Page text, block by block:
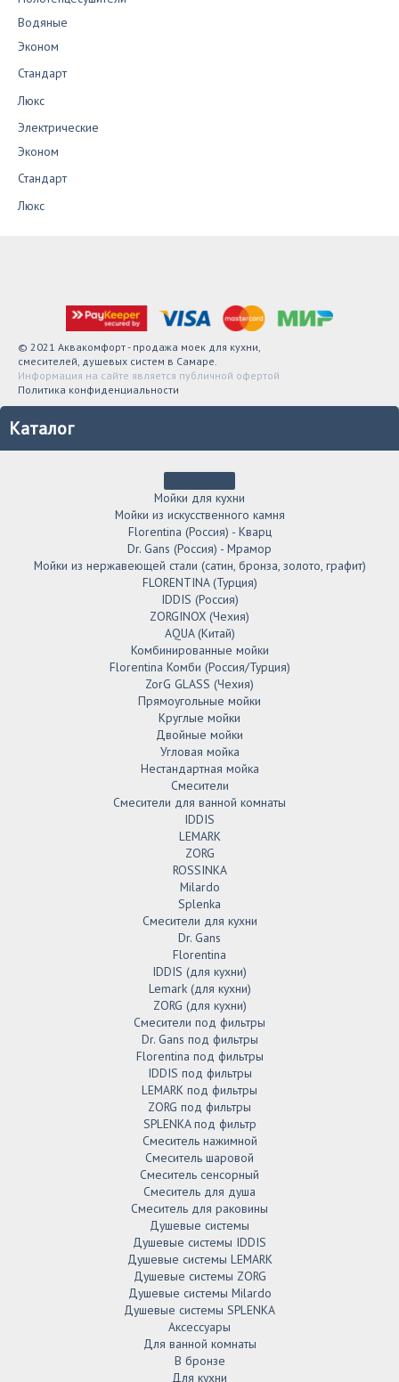
Водяные
Эконом
Стандарт
Люкс
Электрические
Эконом
Стандарт
Люкс
© 2021 Аквакомфорт - продажа моек для кухни,
смесителей, душевых систем в Самаре.
Информация на сайте является публичной офертой
Политика конфиденциальности
Каталог
Мойки для кухни
Мойки из искусственного камня
Florentina (Россия) - Кварц
Dr. Gans (Россия) - Мрамор
Мойки из нержавеющей стали (сатин, бронза, золото, графит)
FLORENTINA (Турция)
IDDIS (Россия)
ZORGINOX (Чехия)
AQUA (Китай)
Комбинированные мойки
Florentina Комби (Россия/Турция)
ZorG GLASS (Чехия)
Прямоугольные мойки
Круглые мойки
Двойные мойки
Угловая мойка
Нестандартная мойка
Смесители
Смесители для ванной комнаты
IDDIS
LEMARK
ZORG
ROSSINKA
Milardo
Splenka
Смесители для кухни
Dr. Gans
Florentina
IDDIS (для кухни)
Lemark (для кухни)
ZORG (для кухни)
Смесители под фильтры
Dr. Gans под фильтры
Florentina под фильтры
IDDIS под фильтры
LEMARK под фильтры
ZORG под фильтры
SPLENKA под фильтр
Смеситель нажимной
Смеситель шаровой
Смеситель сенсорный
Смеситель для душа
Смеситель для раковины
Душевые системы
Душевые системы IDDIS
Душевые системы LEMARK
Душевые системы ZORG
Душевые системы Milardo
Душевые системы SPLENKA
Аксессуары
Для ванной комнаты
В бронзе
Для кухни